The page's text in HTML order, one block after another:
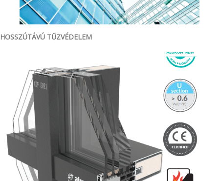
KATALÓGUSOK
HOSSZÚTÁVÚ TŰZVÉDELEM